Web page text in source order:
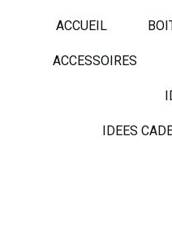
ACCUEIL
ACCESSOIRES
IDEES